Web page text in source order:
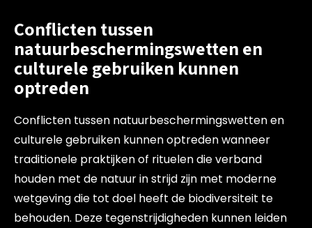
Conflicten tussen
natuurbeschermingswetten en
culturele gebruiken kunnen
optreden
Conflicten tussen natuurbeschermingswetten en
culturele gebruiken kunnen optreden wanneer
traditionele praktijken of rituelen die verband
houden met de natuur in strijd zijn met moderne
wetgeving die tot doel heeft de biodiversiteit te
behouden. Deze tegenstrijdigheden kunnen leiden